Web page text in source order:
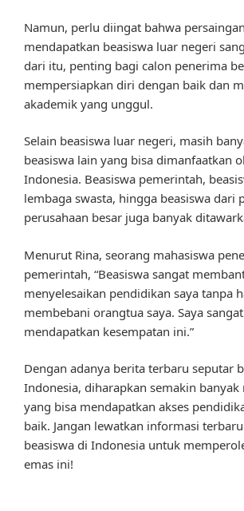
Namun, perlu diingat bahwa
mendapatkan beasiswa luar negeri
dari itu, penting bagi calon penerima
mempersiapkan diri dengan baik dan
akademik yang unggul.
Selain beasiswa luar negeri, masih
beasiswa lain yang bisa dimanfaatkan
Indonesia. Beasiswa pemerintah,
lembaga swasta, hingga beasiswa dari
perusahaan besar juga banyak
Menurut Rina, seorang mahasiswa
pemerintah, “Beasiswa sangat
menyelesaikan pendidikan saya tanpa
membebani orangtua saya. Saya
mendapatkan kesempatan ini.”
Dengan adanya berita terbaru seputar
Indonesia, diharapkan semakin banyak
yang bisa mendapatkan akses
baik. Jangan lewatkan informasi
beasiswa di Indonesia untuk
emas ini!